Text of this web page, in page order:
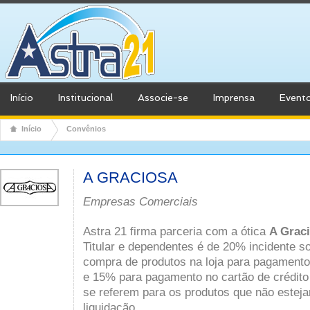
Início Institucional Associe-se Imprensa
Início Convênios
A GRACIOSA
Empresas Comerciais
Astra 21 firma parceria com a ótica A
Titular e dependentes é de 20% incidente
compra de produtos na loja para
e 15% para pagamento no cartão de
se referem para os produtos que não
liquidação.